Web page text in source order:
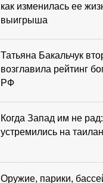
как изменилась ее
выигрыша
Татьяна Бакальчук
возглавила рейтинг
РФ
Когда Запад им не
устремились на
Оружие, парики,